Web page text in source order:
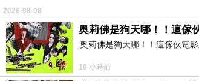
2026-08-08
奥莉佛是狗天哪！！這傢
奥莉佛是狗天哪！！這傢伙電
10 小時前